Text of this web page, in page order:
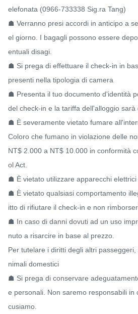
elefonata (0966-733338 Sig.ra Tang)
☗ Verranno presi accordi in anticipo a
el giorno. I bagagli possono essere
entuali disagi.
☗ Si prega di effettuare il check-in in
presenti nella tipologia di camera
☗ Presenta il tuo documento d'identità
del check-in e la tariffa dell'alloggio sarà
☗ È severamente vietato fumare
Coloro che fumano in violazione delle
NT$ 2.000 a NT$ 10.000 in conformità
ol Act.
☗ È vietato utilizzare apparecchi
☗ È vietato qualsiasi comportamento
itto di rifiutare il check-in e non
☗ In caso di danni dovuti ad un uso
nuto a risarcire in base al prezzo.
Per tutelare i diritti degli altri
nimali domestici
☗ Si prega di conservare
e personali. Non saremo responsabili in
cusiamo.